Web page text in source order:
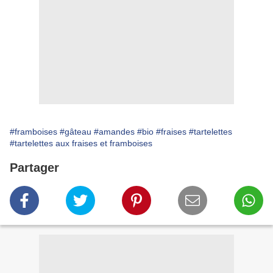
#framboises #gâteau #amandes #bio #fraises #tartelettes
#tartelettes aux fraises et framboises
Partager